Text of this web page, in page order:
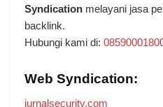
Syndication melayani jasa
backlink.
Hubungi kami di:
Web Syndication:
jurnalsecurity.com